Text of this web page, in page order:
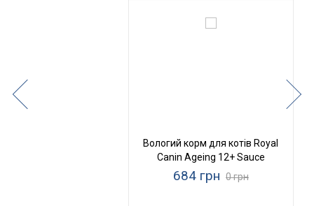
Вологий корм для котів Royal
Canin Ageing 12+ Sauce
684 грн 0 грн